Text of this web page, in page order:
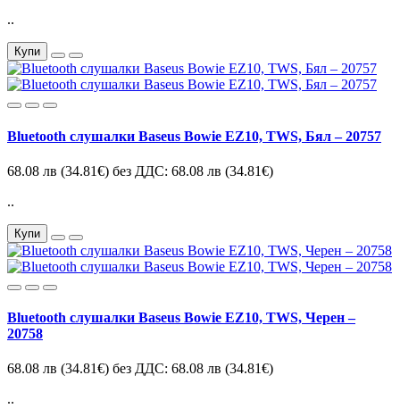
..
Купи
Bluetooth слушалки Baseus Bowie EZ10, TWS, Бял – 20757
68.08 лв (34.81€) без ДДС: 68.08 лв (34.81€)
..
Купи
Bluetooth слушалки Baseus Bowie EZ10, TWS, Черен –
20758
68.08 лв (34.81€) без ДДС: 68.08 лв (34.81€)
..